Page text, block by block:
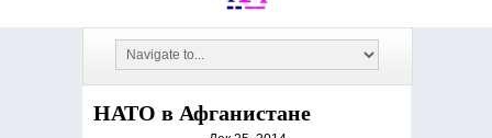
НАТО в Афганистане